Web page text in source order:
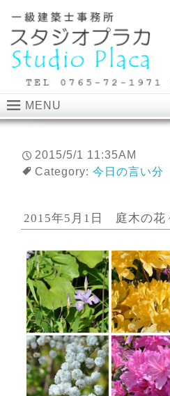
MENU
2015/5/1 11:35AM
Category: 今日の言い分
2015年5月1日 庭木の花